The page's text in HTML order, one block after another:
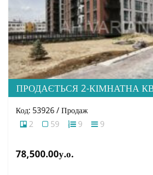
Код: 53926 / Продаж
2
59 9 9
78,500.00у.о.